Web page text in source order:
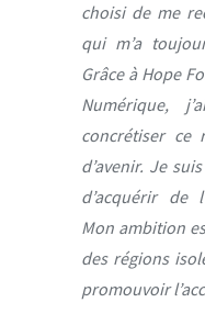
choisi de me
qui m’a
Grâce à Hope
Numérique,
concrétiser ce
d’avenir. Je
d’acquérir de
Mon ambition
des régions
promouvoir